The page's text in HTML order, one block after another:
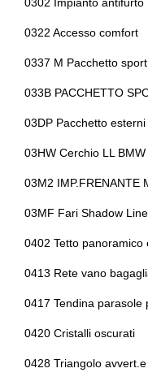
Freni a disco
Freno di stazionamento
Illuminazione abitacolo
Indicatore usura freni
Interni
Kit emergenza
Kit riparazione
Limitatore di velocità
Maniglie esterne in tinta
Pacchetto sicurezza
Personalizzazioni linea
Pinze freni colorate
Cinture di sicurezza
Climatizzatore
Comfort package
Computer di bordo
Confort access
Console centrale
Controllo della stabilità
Controllo della trazione
Cornering brake control
Fari a led
Fari autoadattivi
Fari automatici
0302 Impianto antifurto
0322 Accesso comfort
0337 M Pacchetto sport
033B PACCHETTO
03DP Pacchetto
03HW Cerchio LL
03M2 IMP.FRENANTE
03MF Fari Shadow
0402 Tetto panoramico
0413 Rete vano
0417 Tendina parasole
0420 Cristalli oscurati
0428 Triangolo